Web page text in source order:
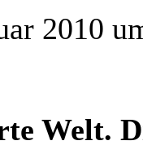
2010
Welt.